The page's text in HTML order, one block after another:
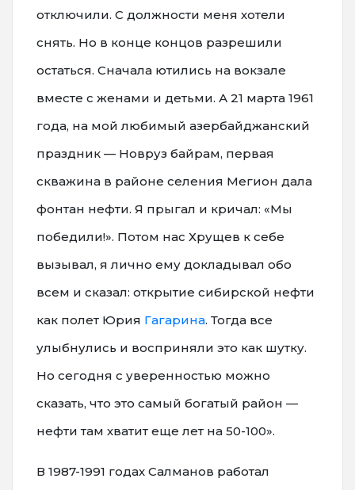
отключили. С должности меня хотели
снять. Но в конце концов разрешили
остаться. Сначала ютились на вокзале
вместе с женами и детьми. А 21 марта 1961
года, на мой любимый азербайджанский
праздник — Новруз байрам, первая
скважина в районе селения Мегион дала
фонтан нефти. Я прыгал и кричал: «Мы
победили!». Потом нас Хрущев к себе
вызывал, я лично ему докладывал обо
всем и сказал: открытие сибирской нефти
как полет Юрия Гагарина. Тогда все
улыбнулись и восприняли это как шутку.
Но сегодня с уверенностью можно
сказать, что это самый богатый район —
нефти там хватит еще лет на 50-100».
В 1987-1991 годах Салманов работал